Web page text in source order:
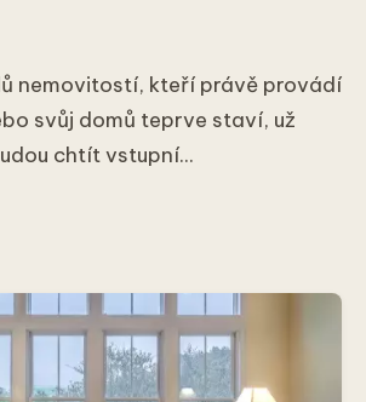
nemovitostí, kteří právě provádí
svůj domů teprve staví, už
chtít vstupní...